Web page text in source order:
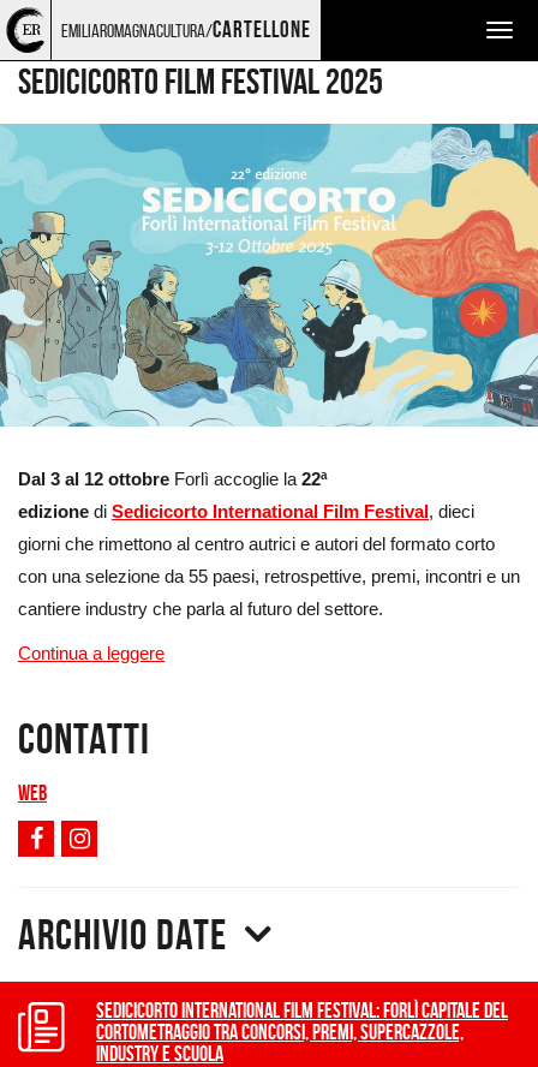
Torna
alla
home
page
Cerca
nel
sito
Salta
ai
contenuti
Salta
al
menu
principale
emiliaromagnacultura/cartellone
CINEMA
SEDICICORTO FILM FESTIVAL 2025
Dal 3 al 12 ottobre Forlì accoglie la 22ª
edizione di Sedicicorto International Film Festival, dieci
giorni che rimettono al centro autrici e autori del formato corto
con una selezione da 55 paesi, retrospettive, premi, incontri e un
cantiere industry che parla al futuro del settore.
Continua a leggere
Contatti
Web
Archivio date
Sedicicorto International Film Festival: Forlì capitale del
cortometraggio tra concorsi, premi, supercazzole,
industry e scuola